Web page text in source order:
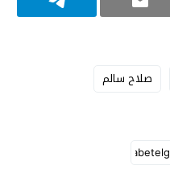
صلاح سالم